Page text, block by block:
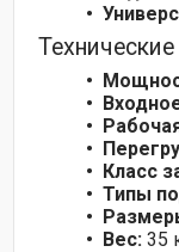
Класс
Типы
Вес: 35